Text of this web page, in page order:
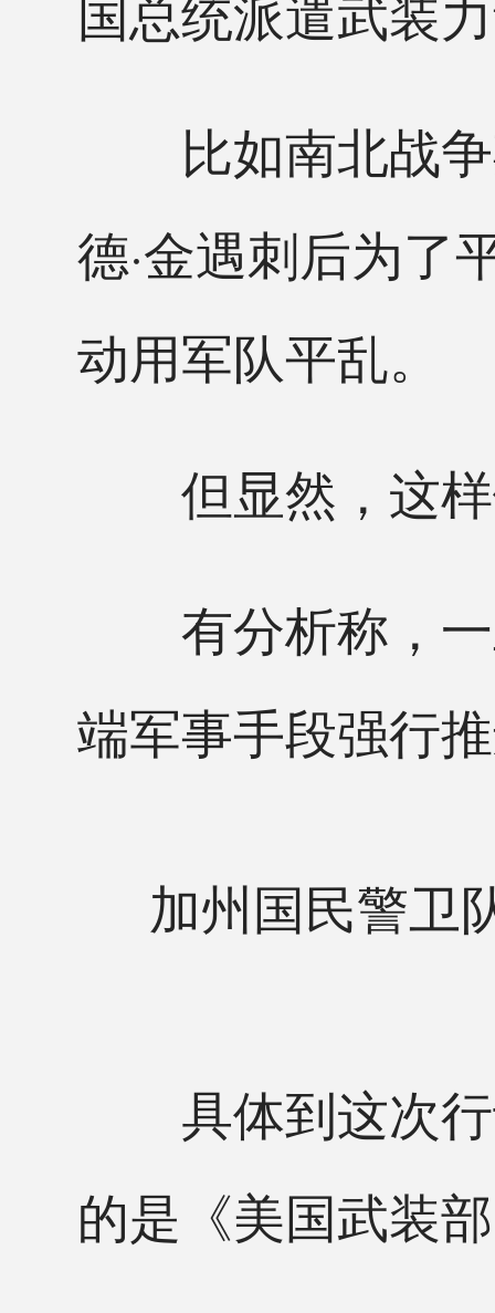
比如南北战争
德·金遇刺后为了
动用军队平乱。
但显然，这样
有分析称，一
端军事手段强行
加州国民警卫
具体到这次行
的是《美国武装